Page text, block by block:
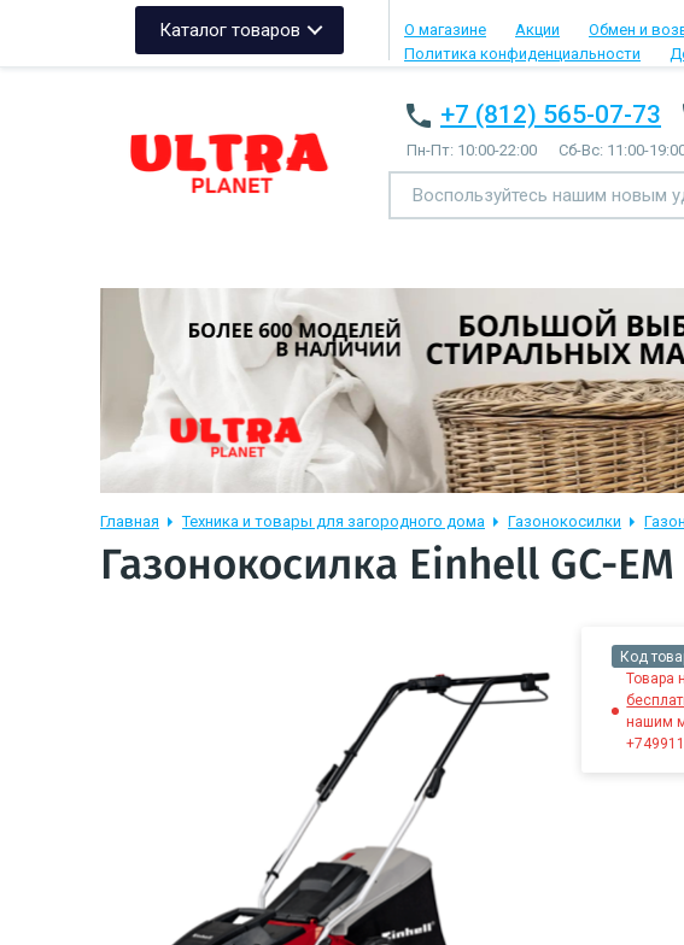
Каталог товаров О магазине Акции Обмен и
Политика конфиденциальности
+7 (812) 565-07-73
Пн-Пт: 10:00-22:00 Сб-Вс: 11:00-
Главная Техника и товары для загородного дома Газонокосилки
Газонокосилка Einhell GC-EM
Код
Товара
нашим